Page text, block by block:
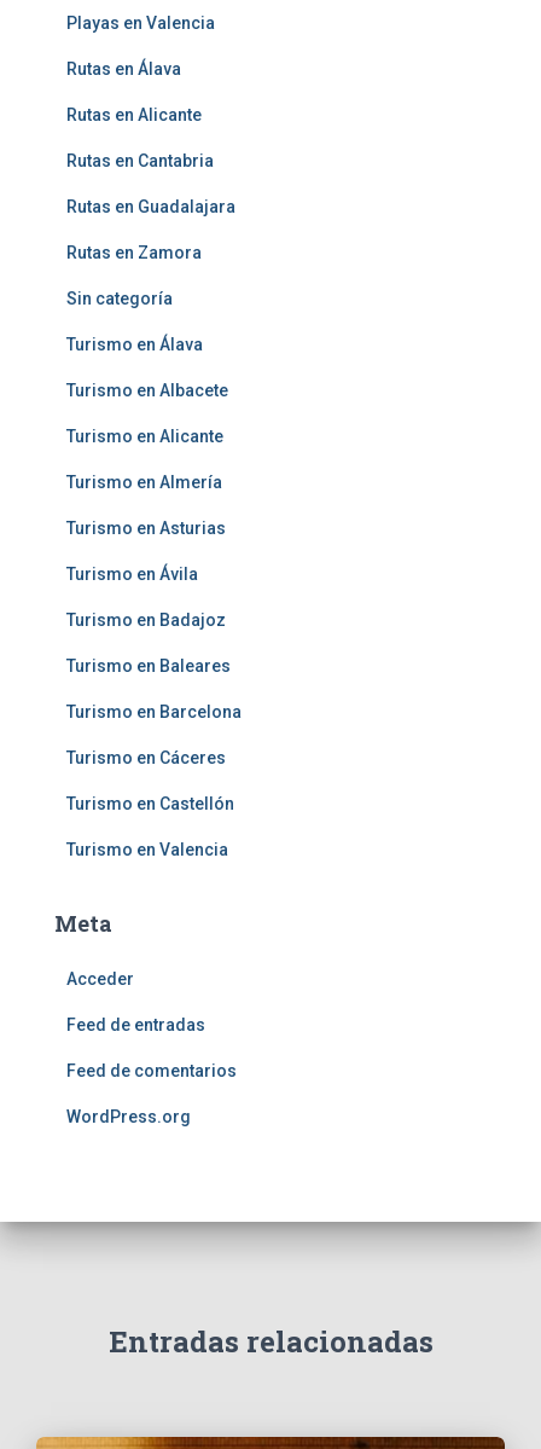
Playas en Valencia
Rutas en Álava
Rutas en Alicante
Rutas en Cantabria
Rutas en Guadalajara
Rutas en Zamora
Sin categoría
Turismo en Álava
Turismo en Albacete
Turismo en Alicante
Turismo en Almería
Turismo en Asturias
Turismo en Ávila
Turismo en Badajoz
Turismo en Baleares
Turismo en Barcelona
Turismo en Cáceres
Turismo en Castellón
Turismo en Valencia
Meta
Acceder
Feed de entradas
Feed de comentarios
WordPress.org
Entradas relacionadas